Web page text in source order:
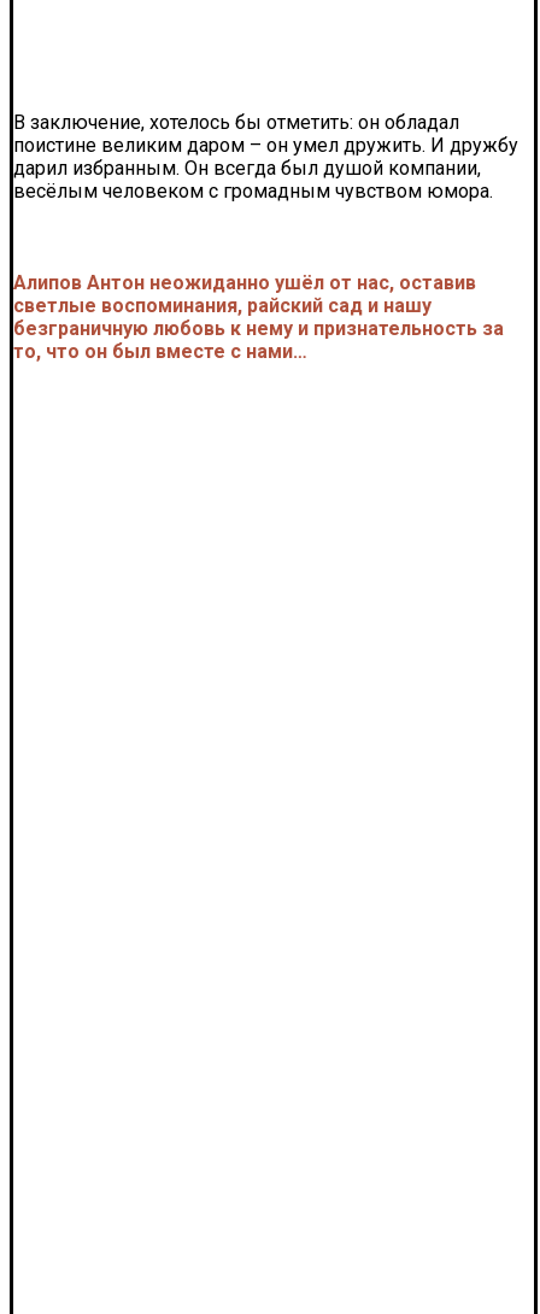
В заключение, хотелось бы отметить: он обладал
поистине великим даром – он умел дружить. И дружбу
дарил избранным. Он всегда был душой компании,
весёлым человеком с громадным чувством юмора.
Алипов Антон неожиданно ушёл от нас, оставив
светлые воспоминания, райский сад и нашу
безграничную любовь к нему и признательность за
то, что он был вместе с нами…